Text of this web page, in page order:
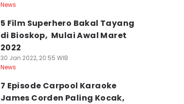
News
5 Film Superhero Bakal Tayang
di Bioskop, Mulai Awal Maret
2022
30 Jan 2022, 20:55 WIB
News
7 Episode Carpool Karaoke
James Corden Paling Kocak,